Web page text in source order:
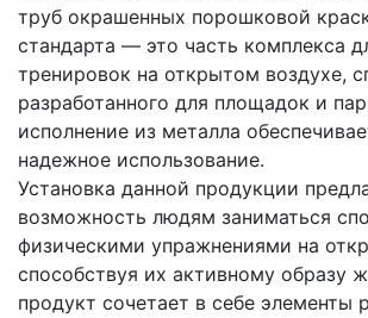
труб окрашенных порошковой
стандарта — это часть комплекса
тренировок на открытом воздухе,
разработанного для площадок и
исполнение из металла
надежное использование.
Установка данной продукции
возможность людям заниматься
физическими упражнениями на
способствуя их активному образу
продукт сочетает в себе элементы